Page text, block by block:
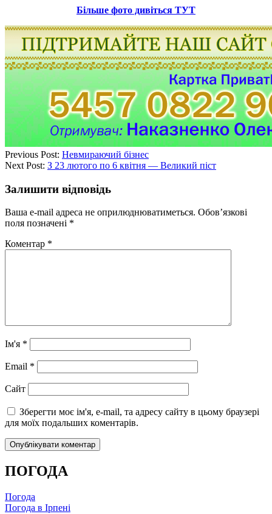
Більше фото дивіться ТУТ
Previous Post: Невмираючий бізнес
Next Post: З 23 лютого по 6 квітня — Великий піст
Залишити відповідь
Ваша e-mail адреса не оприлюднюватиметься. Обов’язкові
поля позначені *
Коментар *
Ім'я *
Email *
Сайт
Зберегти моє ім'я, e-mail, та адресу сайту в цьому браузері
для моїх подальших коментарів.
ПОГОДА
Погода
Погода в Ірпені